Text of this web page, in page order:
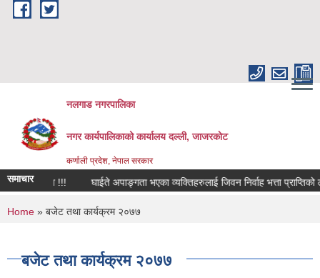
Skip to main content
नलगाड नगरपालिका
नगर कार्यपालिकाको कार्यालय दल्ली, जाजरकाेट
कर्णाली प्रदेश, नेपाल सरकार
समाचार
सूचना !!! घाईते अपाङ्गता भएका व्यक्तिहरुलाई जिवन निर्वाह भत्ता प्राप्तिको लागि
You are here
Home » बजेट तथा कार्यक्रम २०७७
बजेट तथा कार्यक्रम २०७७